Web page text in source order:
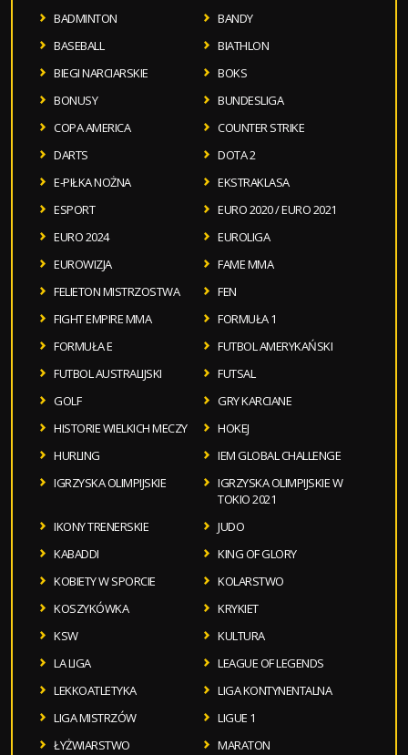
BADMINTON
BANDY
BASEBALL
BIATHLON
BIEGI NARCIARSKIE
BOKS
BONUSY
BUNDESLIGA
COPA AMERICA
COUNTER STRIKE
DARTS
DOTA 2
E-PIŁKA NOŻNA
EKSTRAKLASA
ESPORT
EURO 2020 / EURO 2021
EURO 2024
EUROLIGA
EUROWIZJA
FAME MMA
FELIETON MISTRZOSTWA
FEN
FIGHT EMPIRE MMA
FORMUŁA 1
FORMUŁA E
FUTBOL AMERYKAŃSKI
FUTBOL AUSTRALIJSKI
FUTSAL
GOLF
GRY KARCIANE
HISTORIE WIELKICH MECZY
HOKEJ
HURLING
IEM GLOBAL CHALLENGE
IGRZYSKA OLIMPIJSKIE
IGRZYSKA OLIMPIJSKIE W
TOKIO 2021
IKONY TRENERSKIE
JUDO
KABADDI
KING OF GLORY
KOBIETY W SPORCIE
KOLARSTWO
KOSZYKÓWKA
KRYKIET
KSW
KULTURA
LA LIGA
LEAGUE OF LEGENDS
LEKKOATLETYKA
LIGA KONTYNENTALNA
LIGA MISTRZÓW
LIGUE 1
ŁYŻWIARSTWO
MARATON